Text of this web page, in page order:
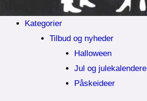
Kategorier
Tilbud og nyheder
Halloween
Jul og julekalendere
Påskeideer